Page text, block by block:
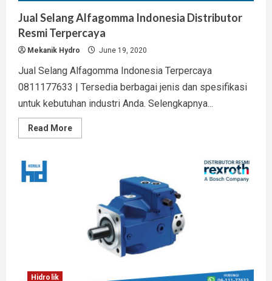
Jual Selang Alfagomma Indonesia Distributor
Resmi Terpercaya
Mekanik Hydro June 19, 2020
Jual Selang Alfagomma Indonesia Terpercaya
0811177633 | Tersedia berbagai jenis dan spesifikasi
untuk kebutuhan industri Anda. Selengkapnya...
Read MoreRead
more
Terpercaya
Hidrolik